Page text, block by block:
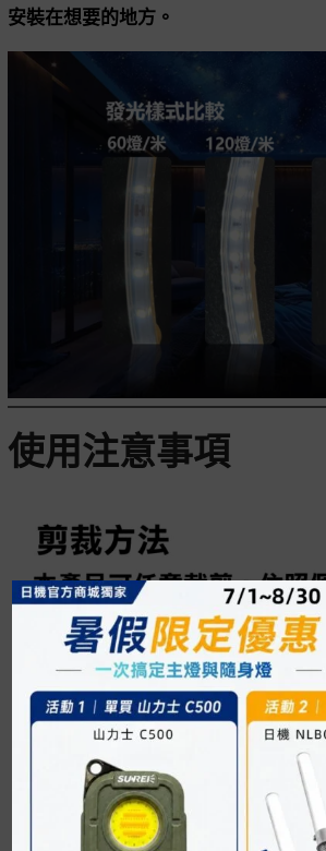
安裝在想要的地方。
使用注意事項